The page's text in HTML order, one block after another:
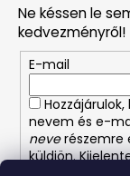
Ne késsen le
kedvezményről!
E-mail
nevem és e-
neverészemre
küldjön.